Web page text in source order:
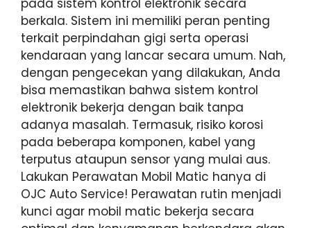
pada sistem kontrol elektronik secara
berkala. Sistem ini memiliki peran penting
terkait perpindahan gigi serta operasi
kendaraan yang lancar secara umum. Nah,
dengan pengecekan yang dilakukan, Anda
bisa memastikan bahwa sistem kontrol
elektronik bekerja dengan baik tanpa
adanya masalah. Termasuk, risiko korosi
pada beberapa komponen, kabel yang
terputus ataupun sensor yang mulai aus.
Lakukan Perawatan Mobil Matic hanya di
OJC Auto Service! Perawatan rutin menjadi
kunci agar mobil matic bekerja secara